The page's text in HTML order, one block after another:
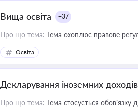
Вища освіта +37
Про що тема: Тема охоплює правове
Освіта
Декларування іноземних доходів
Про що тема: Тема стосується